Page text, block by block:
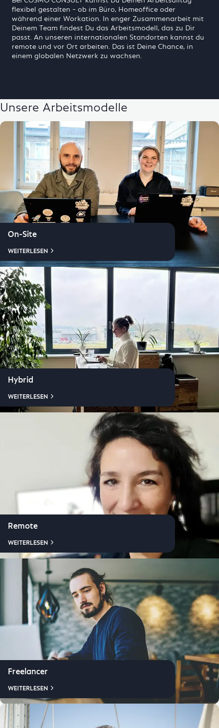
flexibel gestalten – ob im Büro, Homeoffice oder
während einer Workation. In enger Zusammenarbeit mit
Deinem Team findest Du das Arbeitsmodell, das zu Dir
passt. An unseren internationalen Standorten kannst du
remote und vor Ort arbeiten. Das ist Deine Chance, in
einem globalen Netzwerk zu wachsen.
Unsere Arbeitsmodelle
On-Site
WEITERLESEN
Hybrid
WEITERLESEN
Remote
WEITERLESEN
Freelancer
WEITERLESEN